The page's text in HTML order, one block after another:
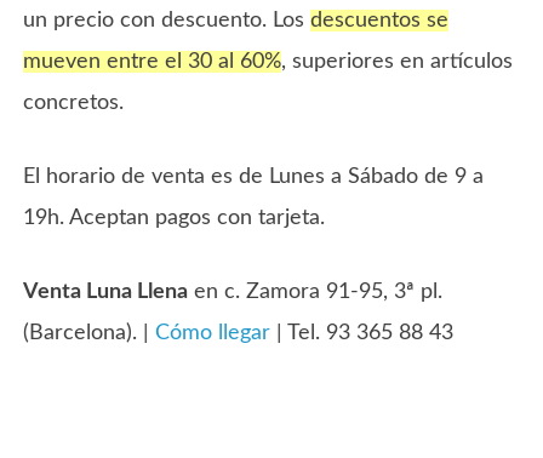
un precio con descuento. Losdescuentos se
mueven entre el 30 al 60%, superiores en artículos
concretos.
El horario de venta es de Lunes a Sábado de 9 a
19h. Aceptan pagos con tarjeta.
Venta Luna Llena en c. Zamora 91-95, 3ª pl.
(Barcelona). |Cómo llegar | Tel. 93 365 88 43